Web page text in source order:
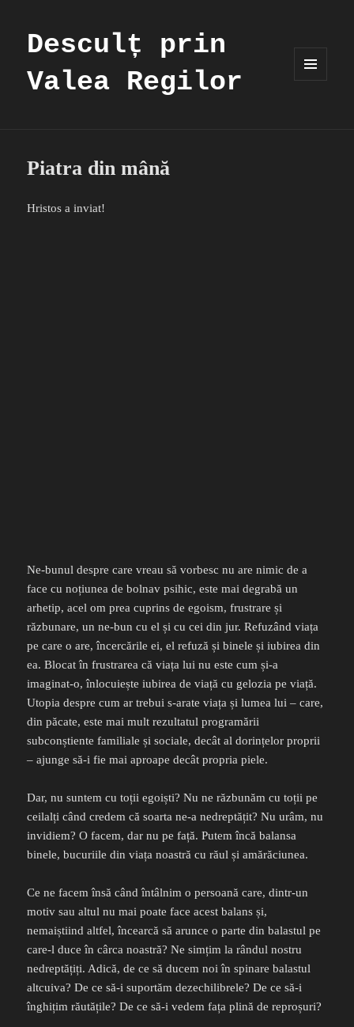
Desculț prin
Valea Regilor
Piatra din mână
Hristos a inviat!
Ne-bunul despre care vreau să vorbesc nu are nimic de a
face cu noțiunea de bolnav psihic, este mai degrabă un
arhetip, acel om prea cuprins de egoism, frustrare și
răzbunare, un ne-bun cu el și cu cei din jur. Refuzând viața
pe care o are, încercările ei, el refuză și binele și iubirea din
ea. Blocat în frustrarea că viața lui nu este cum și-a
imaginat-o, înlocuiește iubirea de viață cu gelozia pe viață.
Utopia despre cum ar trebui s-arate viața și lumea lui – care,
din păcate, este mai mult rezultatul programării
subconștiente familiale și sociale, decât al dorințelor proprii
– ajunge să-i fie mai aproape decât propria piele.
Dar, nu suntem cu toții egoiști? Nu ne răzbunăm cu toții pe
ceilalți când credem că soarta ne-a nedreptățit? Nu urâm, nu
invidiem? O facem, dar nu pe față. Putem încă balansa
binele, bucuriile din viața noastră cu răul și amărăciunea.
Ce ne facem însă când întâlnim o persoană care, dintr-un
motiv sau altul nu mai poate face acest balans și,
nemaiștiind altfel, încearcă să arunce o parte din balastul pe
care-l duce în cârca noastră? Ne simțim la rândul nostru
nedreptățiți. Adică, de ce să ducem noi în spinare balastul
altcuiva? De ce să-i suportăm dezechilibrele? De ce să-i
înghițim răutățile? De ce să-i vedem fața plină de reproșuri?